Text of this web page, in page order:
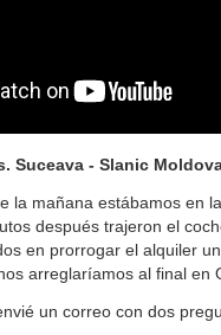
Suceava - Slanic
la mañana estábamos en
después trajeron el
en prorrogar el alquiler
arreglaríamos al final en
un correo con dos